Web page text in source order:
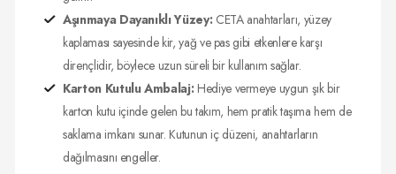
Aşınmaya Dayanıklı Yüzey: CETA anahtarları, yüzey
kaplaması sayesinde kir, yağ ve pas gibi etkenlere karşı
dirençlidir, böylece uzun süreli bir kullanım sağlar.
Karton Kutulu Ambalaj: Hediye vermeye uygun şık bir
karton kutu içinde gelen bu takım, hem pratik taşıma hem de
saklama imkanı sunar. Kutunun iç düzeni, anahtarların
dağılmasını engeller.